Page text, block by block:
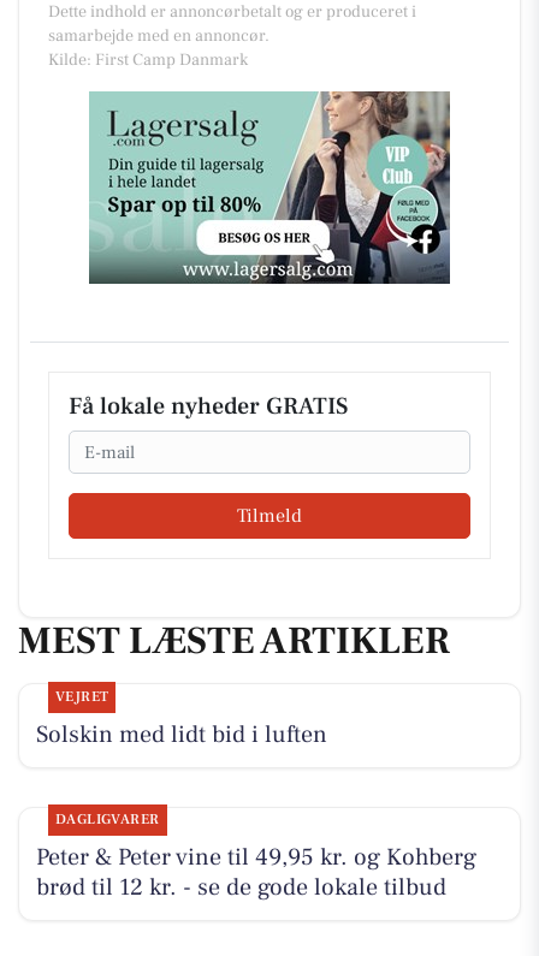
Dette indhold er annoncørbetalt og er produceret i
samarbejde med en annoncør.
Kilde: First Camp Danmark
Få lokale nyheder GRATIS
Email
Tilmeld
MEST LÆSTE ARTIKLER
VEJRET
Solskin med lidt bid i luften
DAGLIGVARER
Peter & Peter vine til 49,95 kr. og Kohberg
brød til 12 kr. - se de gode lokale tilbud